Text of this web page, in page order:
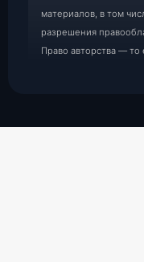
материалов, в том
разрешения
Право авторства — то